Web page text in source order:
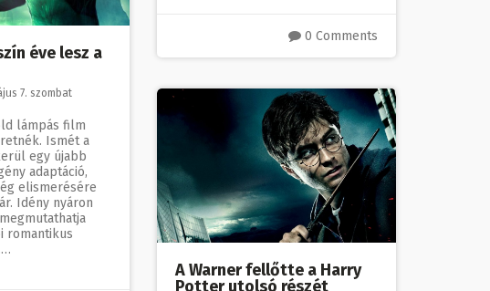
0 Comments
éve lesz a
7. szombat
lámpás film
Ismét a
egy újabb
adaptáció,
elismerésére
Idény nyáron
romantikus
A Warner fellőtte a Harry
Potter utolsó részét